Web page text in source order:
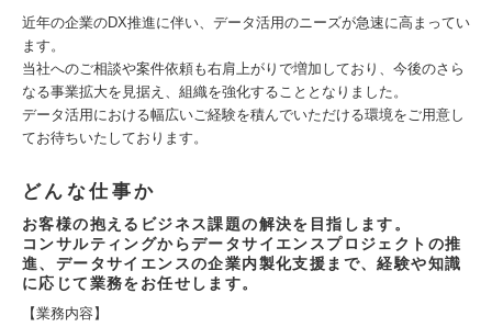
近年の企業のDX推進に伴い、データ活用のニーズが急速に高まってい
ます。
当社へのご相談や案件依頼も右肩上がりで増加しており、今後のさら
なる事業拡大を見据え、組織を強化することとなりました。
データ活用における幅広いご経験を積んでいただける環境をご用意し
てお待ちいたしております。
どんな仕事か
お客様の抱えるビジネス課題の解決を目指します。
コンサルティングからデータサイエンスプロジェクトの推
進、データサイエンスの企業内製化支援まで、経験や知識
に応じて業務をお任せします。
【業務内容】